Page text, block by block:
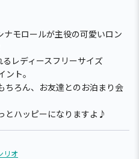
ナモロールが主役の可愛いロン
レディースフリーサイズ
ト。
ちろん、お友達とのお泊まり会
とハッピーになりますよ♪
リオ